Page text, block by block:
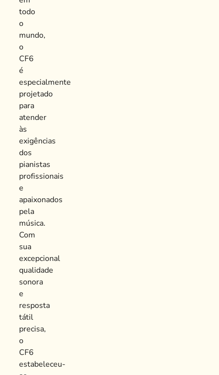
todo
o
mundo,
o
CF6
é
especialmente
projetado
para
atender
às
exigências
dos
pianistas
profissionais
e
apaixonados
pela
música.
Com
sua
excepcional
qualidade
sonora
e
resposta
tátil
precisa,
o
CF6
estabeleceu-